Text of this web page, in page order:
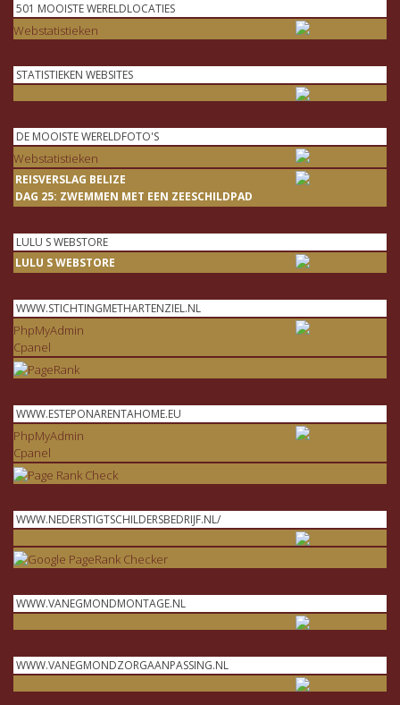
501 MOOISTE WERELDLOCATIES
Webstatistieken
STATISTIEKEN WEBSITES
DE MOOISTE WERELDFOTO'S
Webstatistieken
REISVERSLAG BELIZE
DAG 25: ZWEMMEN MET EEN ZEESCHILDPAD
LULU S WEBSTORE
LULU S WEBSTORE
WWW.STICHTINGMETHARTENZIEL.NL
PhpMyAdmin
Cpanel
WWW.ESTEPONARENTAHOME.EU
PhpMyAdmin
Cpanel
WWW.NEDERSTIGTSCHILDERSBEDRIJF.NL/
WWW.VANEGMONDMONTAGE.NL
WWW.VANEGMONDZORGAANPASSING.NL